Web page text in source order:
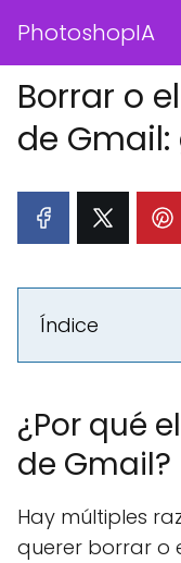
PhotoshopIA
Borrar o
de
Índice
¿Por qué
de Gmail?
Hay múltiples
querer borrar o